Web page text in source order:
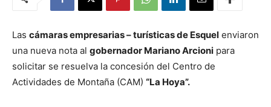
Las cámaras empresarias – turísticas de Esquel enviaron
una nueva nota al gobernador Mariano Arcioni para
solicitar se resuelva la concesión del Centro de
Actividades de Montaña (CAM) “La Hoya”.